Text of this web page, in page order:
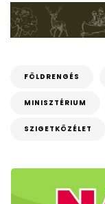
FÖLDRENGÉS
MINISZTÉRIUM
SZIGETKÖZÉLET